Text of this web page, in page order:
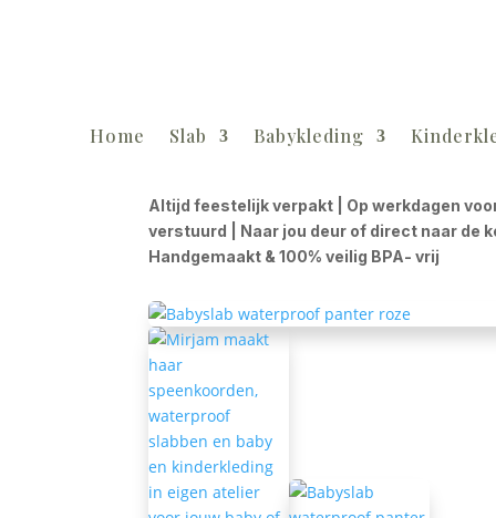
Home Slab Babykleding
Altijd feestelijk verpakt | Op werkdagen
verstuurd | Naar jou deur of direct naar de
Handgemaakt & 100% veilig BPA- vrij